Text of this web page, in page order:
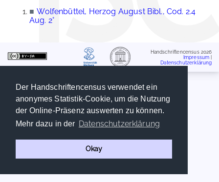
Der Handschriftencensus verwendet ein
anonymes Statistik-Cookie, um die Nutzung
der Online-Präsenz auswerten zu können.
Mehr dazu in der Datenschutzerklärung
Okay
■ Wolfenbüttel, Herzog August Bibl., Cod. 2.4
Aug. 2°
Handschriftencensus 2026
Impressum
Datenschutzerklärung